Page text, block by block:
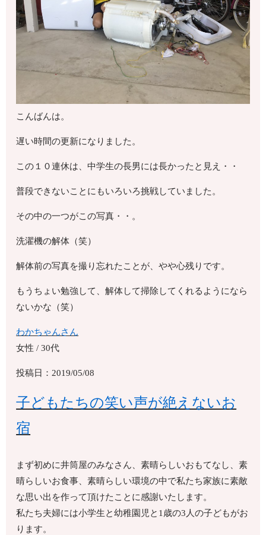
こんばんは。
遅い時間の更新になりました。
この１０連休は、中学生の長男には長かったと見え・・
普段できないことにもいろいろ挑戦していました。
その中の一つがこの写真・・。
洗濯機の解体（笑）
解体前の写真を撮り忘れたことが、やや心残りです。
もうちょい勉強して、解体して掃除してくれるようになら
ないかな（笑）
わかちゃんさん
女性 / 30代
投稿日：2019/05/08
子どもたちの笑い声が絶えないお
宿
まず初めに井筒屋のみなさん、素晴らしいおもてなし、素
晴らしいお食事、素晴らしい環境の中で私たち家族に素敵
な思い出を作って頂けたことに感謝いたします。
私たち夫婦には小学生と幼稚園児と1歳の3人の子どもがお
ります。